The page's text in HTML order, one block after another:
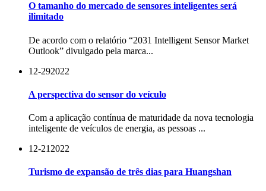
O tamanho do mercado de sensores inteligentes será
ilimitado
De acordo com o relatório “2031 Intelligent Sensor Market
Outlook” divulgado pela marca...
12-292022
A perspectiva do sensor do veículo
Com a aplicação contínua de maturidade da nova tecnologia
inteligente de veículos de energia, as pessoas ...
12-21 2022
Turismo de expansão de três dias para Huangshan